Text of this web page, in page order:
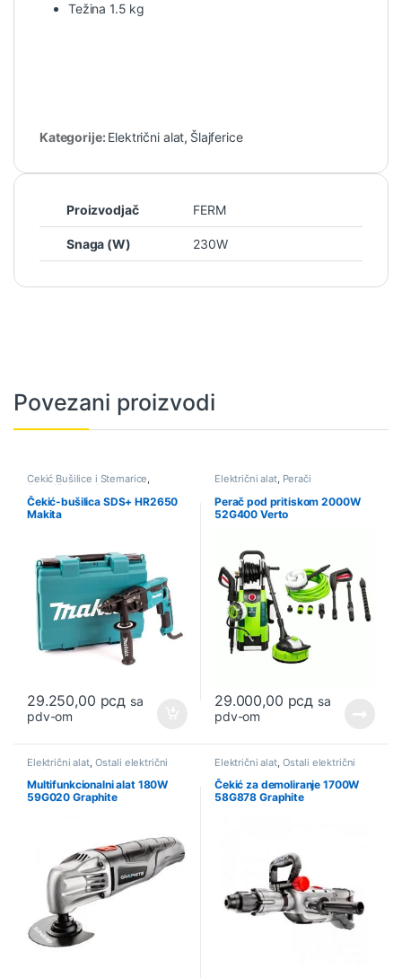
Težina 1.5 kg
Kategorije: Električni alat, Šlajferice
Proizvodjač FERM
Snaga (W) 230W
Povezani proizvodi
Čekić Bušilice i Štemarice,
Električni alat
Čekić-bušilica SDS+ HR2650
Makita
29.250,00 рсд sa
pdv-om
Električni alat, Perači
Perač pod pritiskom 2000W
52G400 Verto
29.000,00 рсд sa
pdv-om
Električni alat, Ostali električni
alati
Multifunkcionalni alat 180W
59G020 Graphite
Električni alat, Ostali električni
alati
Čekić za demoliranje 1700W
58G878 Graphite